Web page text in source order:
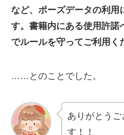
など、ポーズデータの利用
す。書籍内にある使用許諾
でルールを守ってご利用く
……とのことでした。
ありがとうご
す！！